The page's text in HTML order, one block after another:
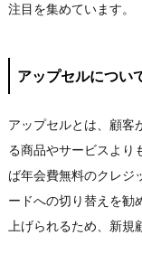
注目を集めています。
アップセルについ
アップセルとは、顧客
る商品やサービスより
ば年会費無料のクレジ
ードへの切り替えを勧
上げられるため、新規